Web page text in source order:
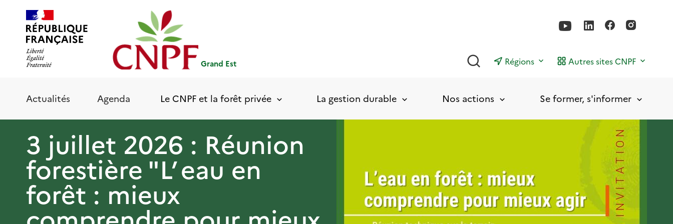
contenu
principal
Grand Est Rechercher
Régions Autres sites CNPF
Actualités Agenda Le CNPF et la forêt privée La gestion durable Nos actions Se former, s'informer
3 juillet 2026 : Réunion
forestière "L’ eau en
forêt : mieux